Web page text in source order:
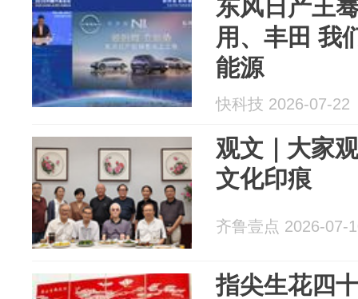
东风日产王
用、丰田 我
能源
快科技 2026-07-22
观文｜大家
文化印痕
齐鲁壹点 2026-07-
指尖生花四